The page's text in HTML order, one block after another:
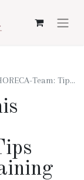
voor Effectieve Training